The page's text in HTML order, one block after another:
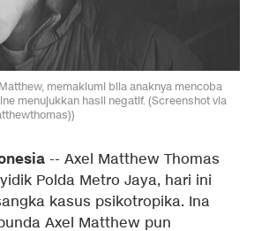
memaklumi bila anaknya mencoba
menujukkan hasil negatif. (Screenshot via
-- Axel Matthew Thomas
Polda Metro Jaya, hari ini
kasus psikotropika. Ina
Axel Matthew pun